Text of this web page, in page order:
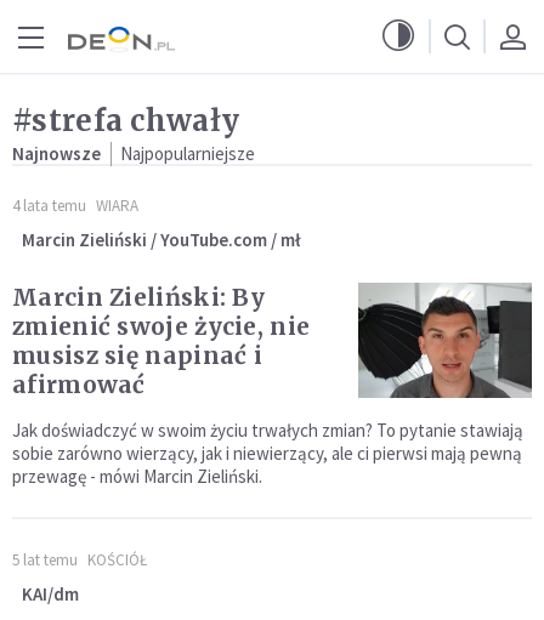
#strefa chwały
Najnowsze Najpopularniejsze
4 lata temu WIARA
Marcin Zieliński / YouTube.com / mł
Marcin Zieliński: By
zmienić swoje życie, nie
musisz się napinać i
afirmować
Jak doświadczyć w swoim życiu trwałych zmian? To pytanie stawiają
sobie zarówno wierzący, jak i niewierzący, ale ci pierwsi mają pewną
przewagę - mówi Marcin Zieliński.
5 lat temu KOŚCIÓŁ
KAI/dm